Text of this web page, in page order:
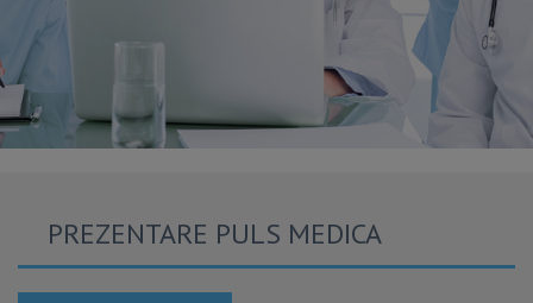
PREZENTARE PULS MEDICA